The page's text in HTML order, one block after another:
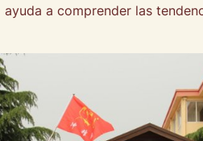
ayuda a comprender las